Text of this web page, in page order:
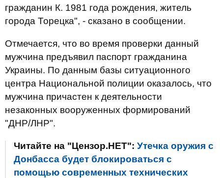
гражданин К. 1981 года рождения, житель
города Торецка", - сказано в сообщении.
Отмечается, что во время проверки данный
мужчина предъявил паспорт гражданина
Украины. По данным базы ситуационного
центра Национальной полиции оказалось, что
мужчина причастен к деятельности
незаконных вооруженных формирований
"ДНР/ЛНР".
Читайте на "Цензор.НЕТ": Утечка оружия с
Донбасса будет блокироваться с
помощью современных технических